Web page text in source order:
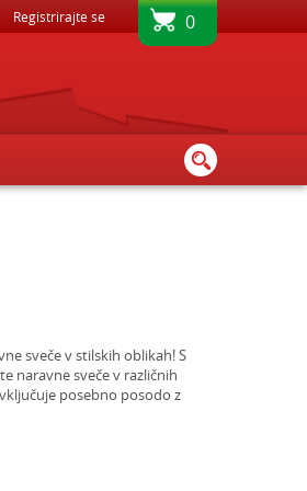
45€ 0
Registrirajte se
sveče v stilskih oblikah! S
naravne sveče v različnih
posebno posodo z